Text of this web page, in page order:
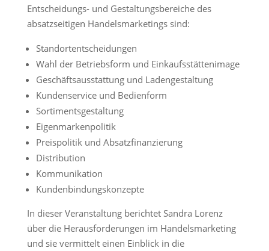
Entscheidungs- und Gestaltungsbereiche des
absatzseitigen Handelsmarketings sind:
Standortentscheidungen
Wahl der Betriebsform und Einkaufsstättenimage
Geschäftsausstattung und Ladengestaltung
Kundenservice und Bedienform
Sortimentsgestaltung
Eigenmarkenpolitik
Preispolitik und Absatzfinanzierung
Distribution
Kommunikation
Kundenbindungskonzepte
In dieser Veranstaltung berichtet Sandra Lorenz
über die Herausforderungen im Handelsmarketing
und sie vermittelt einen Einblick in die